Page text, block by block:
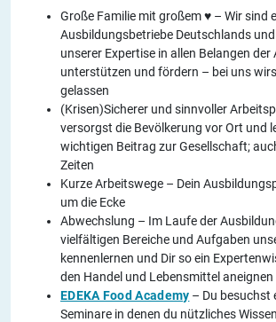
Große Familie mit großem ♥ – Wir sind
Ausbildungsbetriebe Deutschlands
unserer Expertise in allen Belangen der
unterstützen und fördern – bei uns
gelassen
(Krisen)Sicherer und sinnvoller
versorgst die Bevölkerung vor Ort und
wichtigen Beitrag zur Gesellschaft;
Zeiten
Kurze Arbeitswege – Dein
um die Ecke
Abwechslung – Im Laufe der
vielfältigen Bereiche und Aufgaben
kennenlernen und Dir so ein
den Handel und Lebensmittel aneignen
EDEKA Food Academy – Du besuchst
Seminare in denen du nützliches